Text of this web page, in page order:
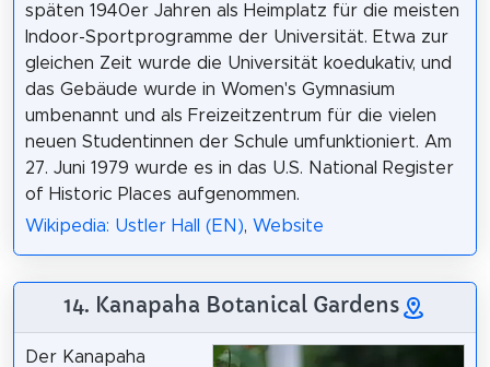
späten 1940er Jahren als Heimplatz für die meisten
Indoor-Sportprogramme der Universität. Etwa zur
gleichen Zeit wurde die Universität koedukativ, und
das Gebäude wurde in Women's Gymnasium
umbenannt und als Freizeitzentrum für die vielen
neuen Studentinnen der Schule umfunktioniert. Am
27. Juni 1979 wurde es in das U.S. National Register
of Historic Places aufgenommen.
Wikipedia: Ustler Hall (EN), Website
14. Kanapaha Botanical Gardens
Der Kanapaha